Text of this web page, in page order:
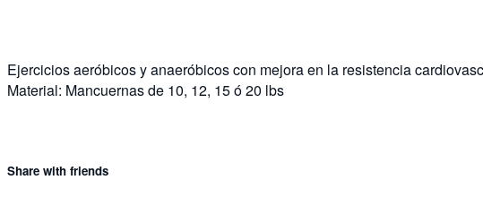
Ejercicios aeróbicos y anaeróbicos con mejora en la resistencia
Material: Mancuernas de 10, 12, 15 ó 20 lbs
Share with friends